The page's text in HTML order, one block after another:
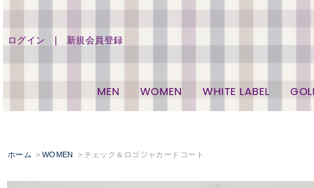
ログイン 新規会員登録
MEN WOMEN WHITE LABEL
ホーム WOMEN チェック＆ロゴジャカードコート